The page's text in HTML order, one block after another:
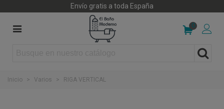
Envío gratis a toda España
0
Inicio > Varios > RIGA VERTICAL